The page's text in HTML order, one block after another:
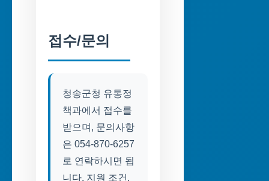
접수/문의
청송군청 유통정
책과에서 접수를
받으며, 문의사항
은 054-870-6257
로 연락하시면 됩
니다. 지원 조건,